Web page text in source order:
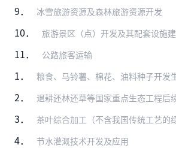
9． 冰雪旅游资源及森林旅游资源开发
10． 旅游景区（点）开发及其配套设施
11． 公路旅客运输
1． 粮食、马铃薯、棉花、油料种子开发
2． 退耕还林还草等国家重点生态工程后
3． 茶叶综合加工（不含我国传统工艺的
4． 节水灌溉技术开发及应用